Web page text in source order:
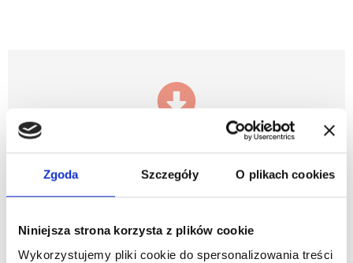
Zgoda Szczegóły O plikach cookies
Niniejsza strona korzysta z plików cookie
Wykorzystujemy pliki cookie do spersonalizowania treści
Wypełnij deklarację on-line
film instruktażowy dotyczący złożenia e-
deklaracji.
Instrukcja